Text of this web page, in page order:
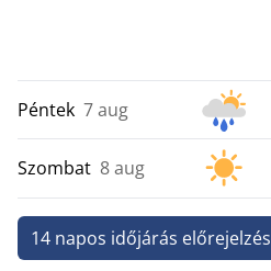
Péntek 7 aug
Szombat 8 aug
14 napos időjárás előrejelzés